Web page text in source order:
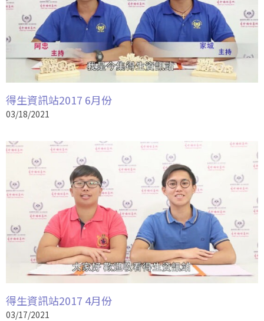
得生資訊站2017 6月份
03/18/2021
得生資訊站2017 4月份
03/17/2021